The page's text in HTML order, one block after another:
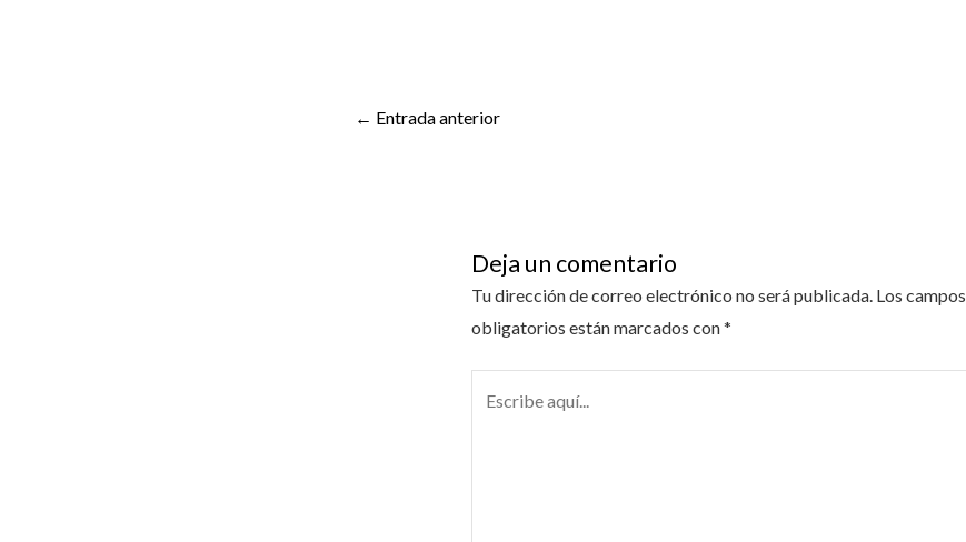
← Entrada anterior
Deja un comentario
Tu dirección de correo electrónico no será publicada. Los campos
obligatorios están marcados con*